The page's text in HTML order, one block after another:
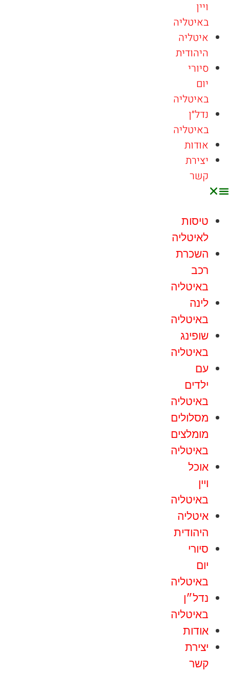
באיטליה
איטליה
היהודית
סיורי
באיטליה
נדל״ן
באיטליה
אודות
יצירת
קשר
טיסות
לאיטליה
השכרת
באיטליה
לינה
באיטליה
שופינג
באיטליה
עם
ילדים
באיטליה
מסלולים
מומלצים
באיטליה
אוכל
באיטליה
איטליה
היהודית
סיורי
באיטליה
נדל״ן
באיטליה
אודות
יצירת
קשר